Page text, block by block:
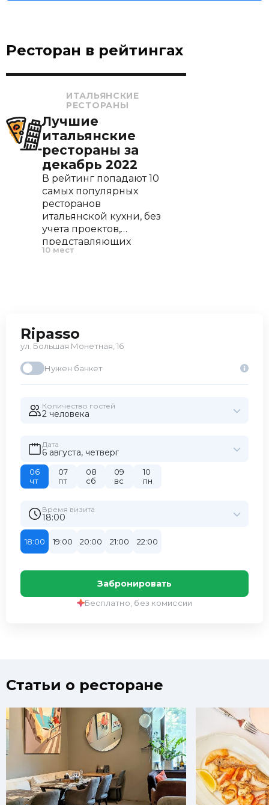
Ресторан в рейтингах
ИТАЛЬЯНСКИЕ
РЕСТОРАНЫ
Лучшие
итальянские
рестораны за
декабрь 2022
В рейтинг попадают 10
самых популярных
ресторанов
итальянской кухни, без
учета проектов,
представляющих
итальянскую кухню
10 мест
Ripasso
ул. Большая Монетная, 16
Нужен банкет
Количество гостей
2 человекa
Дата
6 августа, четверг
06
чт
07
пт
08
сб
09
вс
10
пн
Время визита
18:00
18:00 19:00 20:00 21:00 22:00
Забронировать
Бесплатно, без комиссии
Статьи о ресторане